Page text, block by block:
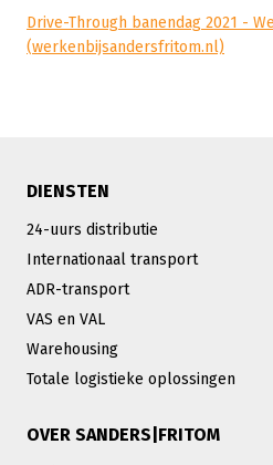
Drive-Through banendag 2021 -
(werkenbijsandersfritom.nl)
DIENSTEN
24-uurs distributie
Internationaal transport
ADR-transport
VAS en VAL
Warehousing
Totale logistieke oplossingen
OVER SANDERS|FRITOM